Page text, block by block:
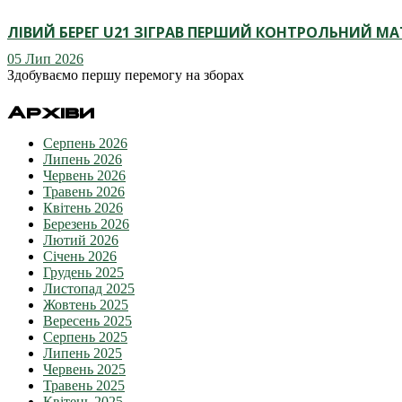
ЛІВИЙ БЕРЕГ U21 ЗІГРАВ ПЕРШИЙ КОНТРОЛЬНИЙ
05 Лип 2026
Здобуваємо першу перемогу на зборах
Архіви
Серпень 2026
Липень 2026
Червень 2026
Травень 2026
Квітень 2026
Березень 2026
Лютий 2026
Січень 2026
Грудень 2025
Листопад 2025
Жовтень 2025
Вересень 2025
Серпень 2025
Липень 2025
Червень 2025
Травень 2025